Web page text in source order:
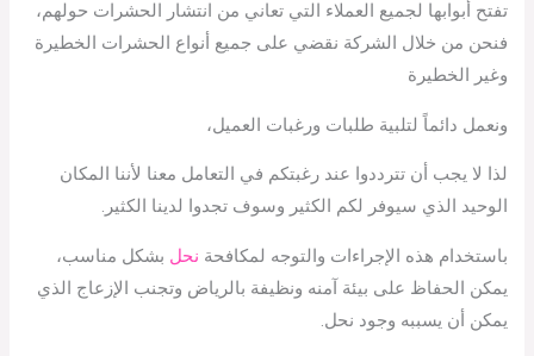
تفتح أبوابها لجميع العملاء التي تعاني من انتشار الحشرات حولهم،
فنحن من خلال الشركة نقضي على جميع أنواع الحشرات الخطيرة
وغير الخطيرة
ونعمل دائماً لتلبية طلبات ورغبات العميل،
لذا لا يجب أن تترددوا عند رغبتكم في التعامل معنا لأننا المكان
الوحيد الذي سيوفر لكم الكثير وسوف تجدوا لدينا الكثير.
باستخدام هذه الإجراءات والتوجه لمكافحة نحل بشكل مناسب،
يمكن الحفاظ على بيئة آمنه ونظيفة بالرياض وتجنب الإزعاج الذي
يمكن أن يسببه وجود نحل.